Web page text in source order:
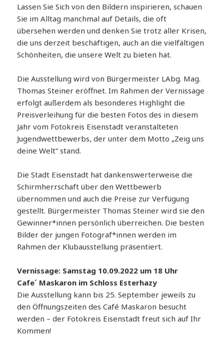
Lassen Sie Sich von den Bildern inspirieren, schauen
Sie im Alltag manchmal auf Details, die oft
übersehen werden und denken Sie trotz aller Krisen,
die uns derzeit beschäftigen, auch an die vielfältigen
Schönheiten, die unsere Welt zu bieten hat.
Die Ausstellung wird von Bürgermeister LAbg. Mag.
Thomas Steiner eröffnet. Im Rahmen der Vernissage
erfolgt außerdem als besonderes Highlight die
Preisverleihung für die besten Fotos des in diesem
Jahr vom Fotokreis Eisenstadt veranstalteten
Jugendwettbewerbs, der unter dem Motto „Zeig uns
deine Welt“ stand.
Die Stadt Eisenstadt hat dankenswerterweise die
Schirmherrschaft über den Wettbewerb
übernommen und auch die Preise zur Verfügung
gestellt. Bürgermeister Thomas Steiner wird sie den
Gewinner*innen persönlich überreichen. Die besten
Bilder der jungen Fotograf*innen werden im
Rahmen der Klubausstellung präsentiert.
Vernissage: Samstag 10.09.2022 um 18 Uhr
Cafe´ Maskaron im Schloss Esterhazy
Die Ausstellung kann bis 25. September jeweils zu
den Öffnungszeiten des Café Maskaron besucht
werden – der Fotokreis Eisenstadt freut sich auf Ihr
Kommen!